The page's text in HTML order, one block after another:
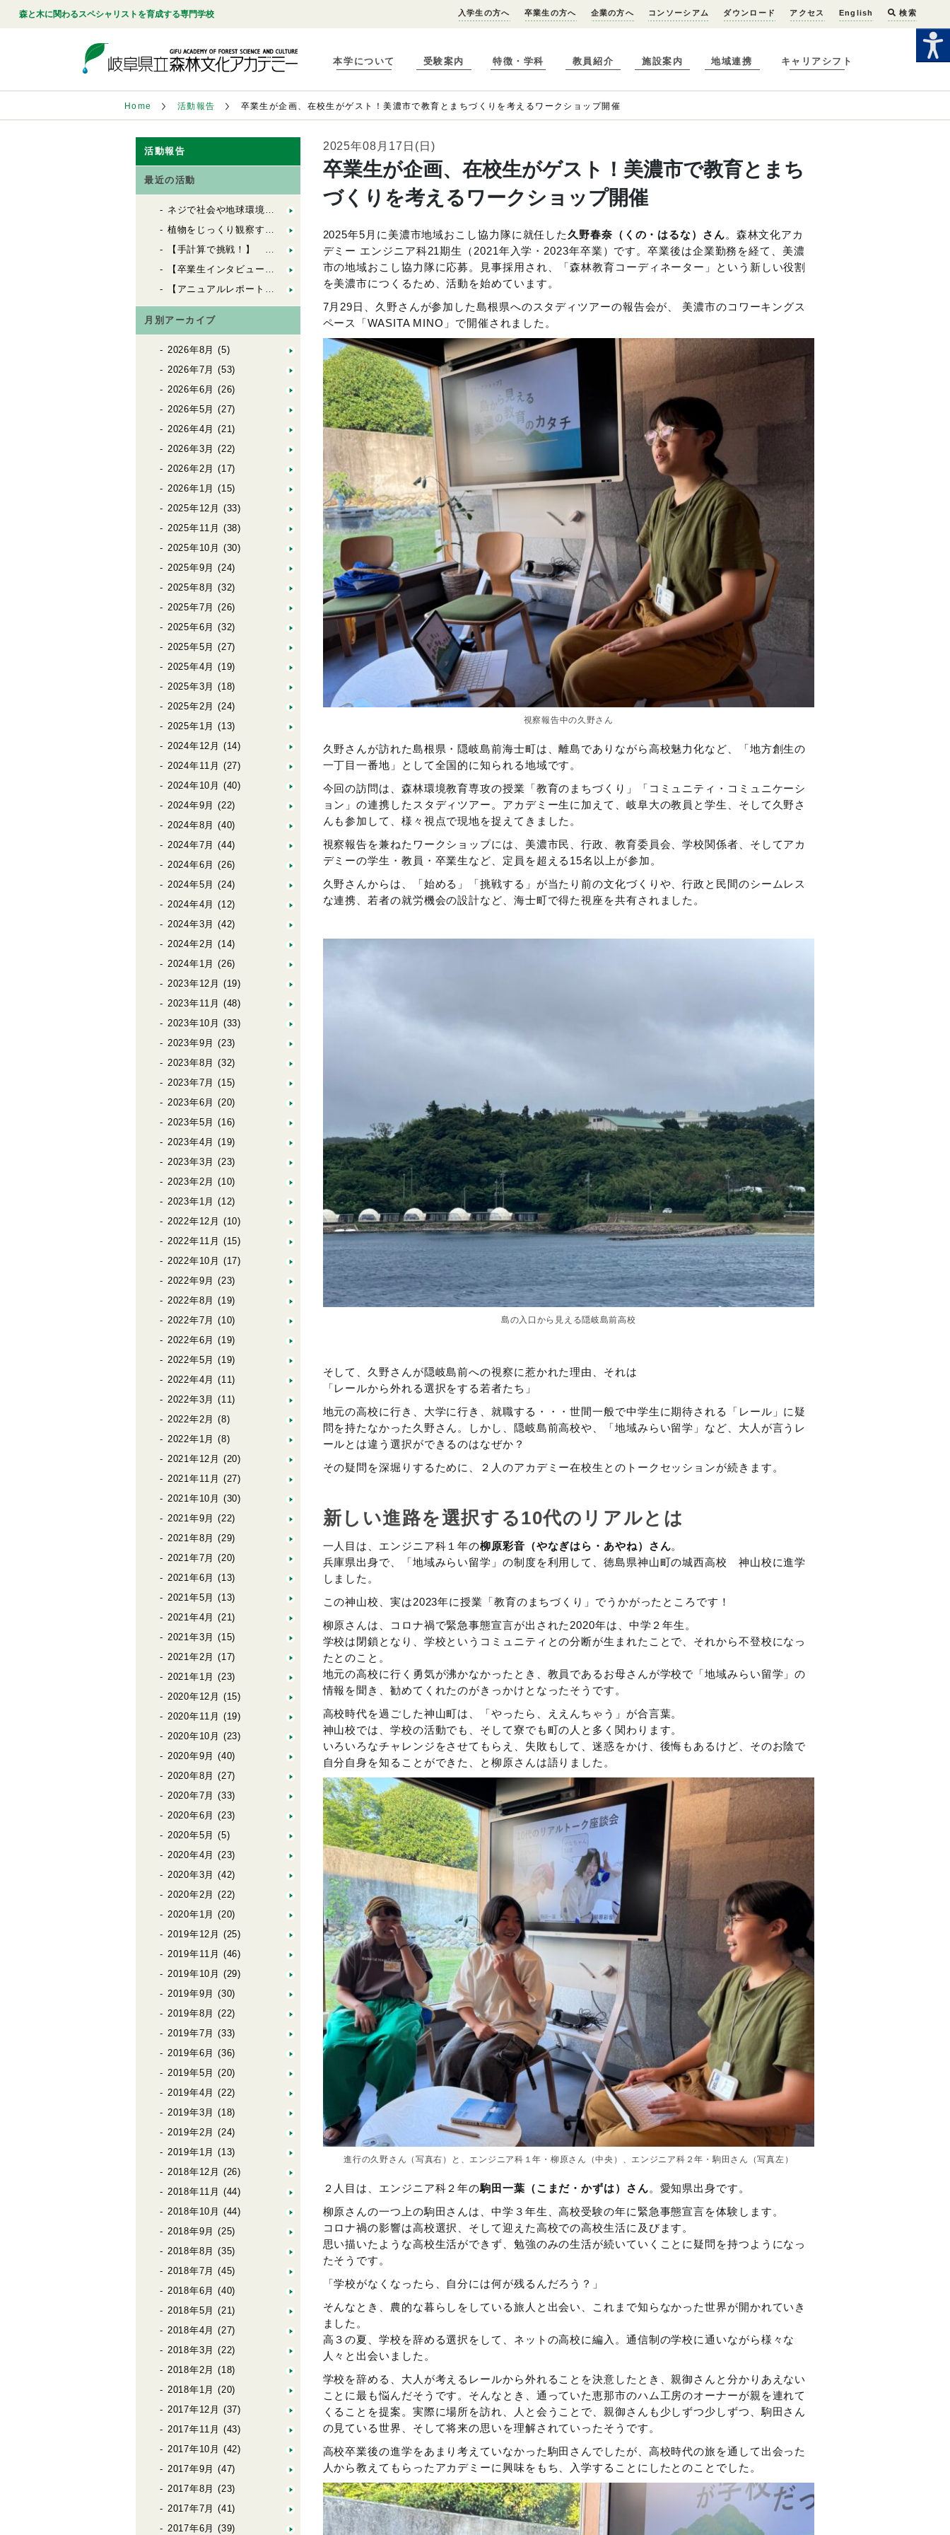
森と木に関わるスペシャリストを育成する専門学校 入学生の方へ 卒業生の方へ 企業の方へ コンソーシアム ダウンロード アクセス English 検索
本学について 受験案内 特徴・学科 教員紹介 施設案内 地域連携 キャリアシフト
Home 活動報告 卒業生が企画、在校生がゲスト！美濃市で教育とまちづくりを考えるワークショップ開催
活動報告
最近の活動
ネジで社会や地球環境を良くする会社「シネジックさん」視察
植物をじっくり観察する「植物観察の基礎」
【手計算で挑戦！】 木造の許容応力度計算（２）
【卒業生インタビュー】 ６歳から100歳までの居場所を創る
【アニュアルレポート2025】古民家再生を通して考える森林文化の学び
月別アーカイブ
2026年8月 (5)
2026年7月 (53)
2026年6月 (26)
2026年5月 (27)
2026年4月 (21)
2026年3月 (22)
2026年2月 (17)
2026年1月 (15)
2025年12月 (33)
2025年11月 (38)
2025年10月 (30)
2025年9月 (24)
2025年8月 (32)
2025年7月 (26)
2025年6月 (32)
2025年5月 (27)
2025年4月 (19)
2025年3月 (18)
2025年2月 (24)
2025年1月 (13)
2024年12月 (14)
2024年11月 (27)
2024年10月 (40)
2024年9月 (22)
2024年8月 (40)
2024年7月 (44)
2024年6月 (26)
2024年5月 (24)
2024年4月 (12)
2024年3月 (42)
2024年2月 (14)
2024年1月 (26)
2023年12月 (19)
2023年11月 (48)
2023年10月 (33)
2023年9月 (23)
2023年8月 (32)
2023年7月 (15)
2023年6月 (20)
2023年5月 (16)
2023年4月 (19)
2023年3月 (23)
2023年2月 (10)
2023年1月 (12)
2022年12月 (10)
2022年11月 (15)
2022年10月 (17)
2022年9月 (23)
2022年8月 (19)
2022年7月 (10)
2022年6月 (19)
2022年5月 (19)
2022年4月 (11)
2022年3月 (11)
2022年2月 (8)
2022年1月 (8)
2021年12月 (20)
2021年11月 (27)
2021年10月 (30)
2021年9月 (22)
2021年8月 (29)
2021年7月 (20)
2021年6月 (13)
2021年5月 (13)
2021年4月 (21)
2021年3月 (15)
2021年2月 (17)
2021年1月 (23)
2020年12月 (15)
2020年11月 (19)
2020年10月 (23)
2020年9月 (40)
2020年8月 (27)
2020年7月 (33)
2020年6月 (23)
2020年5月 (5)
2020年4月 (23)
2020年3月 (42)
2020年2月 (22)
2020年1月 (20)
2019年12月 (25)
2019年11月 (46)
2019年10月 (29)
2019年9月 (30)
2019年8月 (22)
2019年7月 (33)
2019年6月 (36)
2019年5月 (20)
2019年4月 (22)
2019年3月 (18)
2019年2月 (24)
2019年1月 (13)
2018年12月 (26)
2018年11月 (44)
2018年10月 (44)
2018年9月 (25)
2018年8月 (35)
2018年7月 (45)
2018年6月 (40)
2018年5月 (21)
2018年4月 (27)
2018年3月 (22)
2018年2月 (18)
2018年1月 (20)
2017年12月 (37)
2017年11月 (43)
2017年10月 (42)
2017年9月 (47)
2017年8月 (23)
2017年7月 (41)
2017年6月 (39)
2025年08月17日(日)
卒業生が企画、在校生がゲスト！美濃市で教育とまち
づくりを考えるワークショップ開催
2025年5月に美濃市地域おこし協力隊に就任した久野春奈（くの・はるな）さん。森林文化アカ
デミー エンジニア科21期生（2021年入学・2023年卒業）です。卒業後は企業勤務を経て、美濃
市の地域おこし協力隊に応募。見事採用され、「森林教育コーディネーター」という新しい役割
を美濃市につくるため、活動を始めています。
7月29日、久野さんが参加した島根県へのスタディツアーの報告会が、 美濃市のコワーキングス
ペース「WASITA MINO」で開催されました。
視察報告中の久野さん
久野さんが訪れた島根県・隠岐島前海士町は、離島でありながら高校魅力化など、「地方創生の
一丁目一番地」として全国的に知られる地域です。
今回の訪問は、森林環境教育専攻の授業「教育のまちづくり」「コミュニティ・コミュニケーシ
ョン」の連携したスタディツアー。アカデミー生に加えて、岐阜大の教員と学生、そして久野さ
んも参加して、様々視点で現地を捉えてきました。
視察報告を兼ねたワークショップには、美濃市民、行政、教育委員会、学校関係者、そしてアカ
デミーの学生・教員・卒業生など、定員を超える15名以上が参加。
久野さんからは、「始める」「挑戦する」が当たり前の文化づくりや、行政と民間のシームレス
な連携、若者の就労機会の設計など、海士町で得た視座を共有されました。
島の入口から見える隠岐島前高校
そして、久野さんが隠岐島前への視察に惹かれた理由、それは
「レールから外れる選択をする若者たち」
地元の高校に行き、大学に行き、就職する・・・世間一般で中学生に期待される「レール」に疑
問を持たなかった久野さん。しかし、隠岐島前高校や、「地域みらい留学」など、大人が言うレ
ールとは違う選択ができるのはなぜか？
その疑問を深堀りするために、２人のアカデミー在校生とのトークセッションが続きます。
新しい進路を選択する10代のリアルとは
一人目は、エンジニア科１年の柳原彩音（やなぎはら・あやね）さん。
兵庫県出身で、「地域みらい留学」の制度を利用して、徳島県神山町の城西高校 神山校に進学
しました。
この神山校、実は2023年に授業「教育のまちづくり」でうかがったところです！
柳原さんは、コロナ禍で緊急事態宣言が出された2020年は、中学２年生。
学校は閉鎖となり、学校というコミュニティとの分断が生まれたことで、それから不登校になっ
たとのこと。
地元の高校に行く勇気が沸かなかったとき、教員であるお母さんが学校で「地域みらい留学」の
情報を聞き、勧めてくれたのがきっかけとなったそうです。
高校時代を過ごした神山町は、「やったら、ええんちゃう」が合言葉。
神山校では、学校の活動でも、そして寮でも町の人と多く関わります。
いろいろなチャレンジをさせてもらえ、失敗もして、迷惑をかけ、後悔もあるけど、そのお陰で
自分自身を知ることができた、と柳原さんは語りました。
進行の久野さん（写真右）と、エンジニア科１年・柳原さん（中央）、エンジニア科２年・駒田さん（写真左）
２人目は、エンジニア科２年の駒田一葉（こまだ・かずは）さん。愛知県出身です。
柳原さんの一つ上の駒田さんは、中学３年生、高校受験の年に緊急事態宣言を体験します。
コロナ禍の影響は高校選択、そして迎えた高校での高校生活に及びます。
思い描いたような高校生活ができず、勉強のみの生活が続いていくことに疑問を持つようになっ
たそうです。
「学校がなくなったら、自分には何が残るんだろう？」
そんなとき、農的な暮らしをしている旅人と出会い、これまで知らなかった世界が開かれていき
ました。
高３の夏、学校を辞める選択をして、ネットの高校に編入。通信制の学校に通いながら様々な
人々と出会いました。
学校を辞める、大人が考えるレールから外れることを決意したとき、親御さんと分かりあえない
ことに最も悩んだそうです。そんなとき、通っていた恵那市のハム工房のオーナーが親を連れて
くることを提案。実際に場所を訪れ、人と会うことで、親御さんも少しずつ少しずつ、駒田さん
の見ている世界、そして将来の思いを理解されていったそうです。
高校卒業後の進学をあまり考えていなかった駒田さんでしたが、高校時代の旅を通して出会った
人から教えてもらったアカデミーに興味をもち、入学することにしたとのことでした。